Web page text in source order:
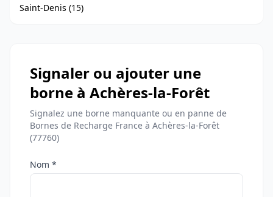
Saint-Denis (15)
Signaler ou ajouter une
borne à Achères-la-Forêt
Signalez une borne manquante ou en panne de
Bornes de Recharge France à Achères-la-Forêt
(77760)
Nom *